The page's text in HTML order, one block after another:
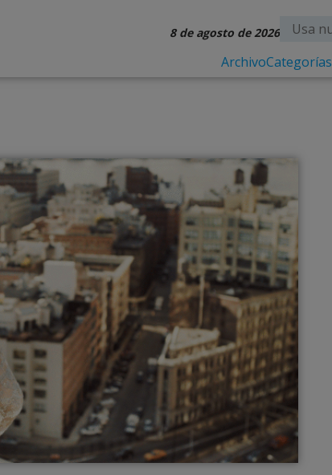
8 de agosto de 2026
ArchivoCategorías